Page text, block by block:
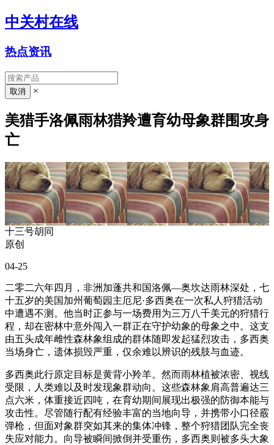
中关村在线
热点资讯
×
美猎手洛佩雨林猎羚遭育幼母象群围攻身
亡
十三号胡同
原创
04-25
二零二六年四月，非洲加蓬共和国洛佩—奥坎达雨林深处，七
十五岁的美国加州葡萄园主厄尼·多西奥在一次私人狩猎活动
中遭遇不测。他当时正参与一场费用为三万八千美元的狩猎行
程，却在密林中意外闯入一群正在守护幼象的母象之中。这支
由五头成年雌性森林象组成的群体随即发起猛烈攻击，多西奥
当场身亡，遗体损毁严重，仅余难以辨识的残肢与血迹。
多西奥此行原定目标是黄背小羚羊。然而雨林植被浓密、视线
受限，人类难以及时发现象群动向。这些森林象肩高普遍达三
点六米，体重接近四吨，在育幼期间展现出极强的防御本能与
攻击性。尽管随行配有经验丰富的当地向导，并携带小口径霰
弹枪，但面对象群突如其来的集体冲锋，整个狩猎团队完全丧
失应对能力。向导被瞬间掀倒并受重伤，多西奥则被多头大象